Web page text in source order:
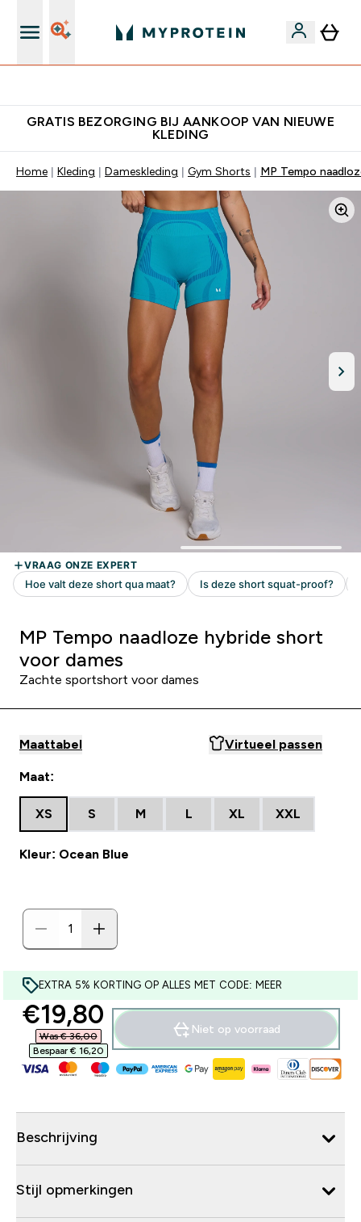
GRATIS BEZORGING BIJ AANKOOP VAN NIEUWE
KLEDING
Home Kleding Dameskleding Gym Shorts MP Tempo
MP Tempo naadloze hybride short
voor dames
Zachte sportshort voor dames
Maattabel Virtueel passen
Maat:
XS S M L XL XXL
Kleur: Ocean Blue
EXTRA 5% KORTING OP ALLES MET CODE: MEER
discounted price
€19,80‎
Was € 36,00‎
Bespaar € 16,20‎
Niet op voorraad
Beschrijving
Stijl opmerkingen